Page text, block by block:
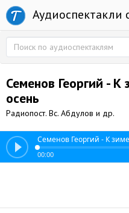
Аудиоспектакли
Семенов Георгий - К
осень
Радиопост. Вс. Абдулов и др.
Семенов Георгий - К
00:00